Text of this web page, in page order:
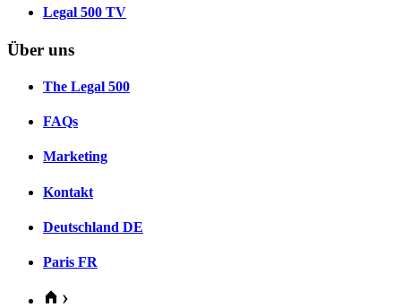
Legal 500 TV
Über uns
The Legal 500
FAQs
Marketing
Kontakt
Deutschland DE
Paris FR